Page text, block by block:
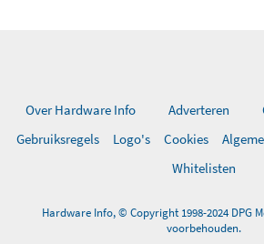
Over Hardware Info Adverteren
Gebruiksregels
Logo's Cookies
Whitelisten
Hardware Info, © Copyright 1998-2024 DPG
voorbehouden.